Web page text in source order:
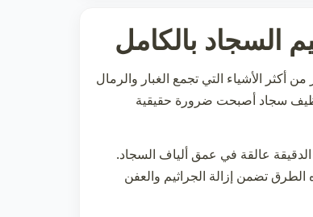
السجاد بالكامل
الأشياء التي تجمع الغبار والرمال
سجاد أصبحت ضرورة حقيقية
عالقة في عمق ألياف السجاد.
تضمن إزالة الجراثيم والعفن